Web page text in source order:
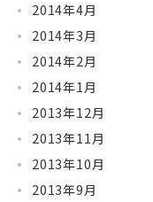
2014年4月
2014年3月
2014年2月
2014年1月
2013年12月
2013年11月
2013年10月
2013年9月